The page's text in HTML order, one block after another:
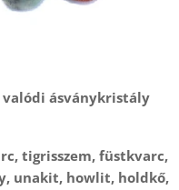
valódi ásványkristály
tigrisszem, füstkvarc,
unakit, howlit, holdkő,